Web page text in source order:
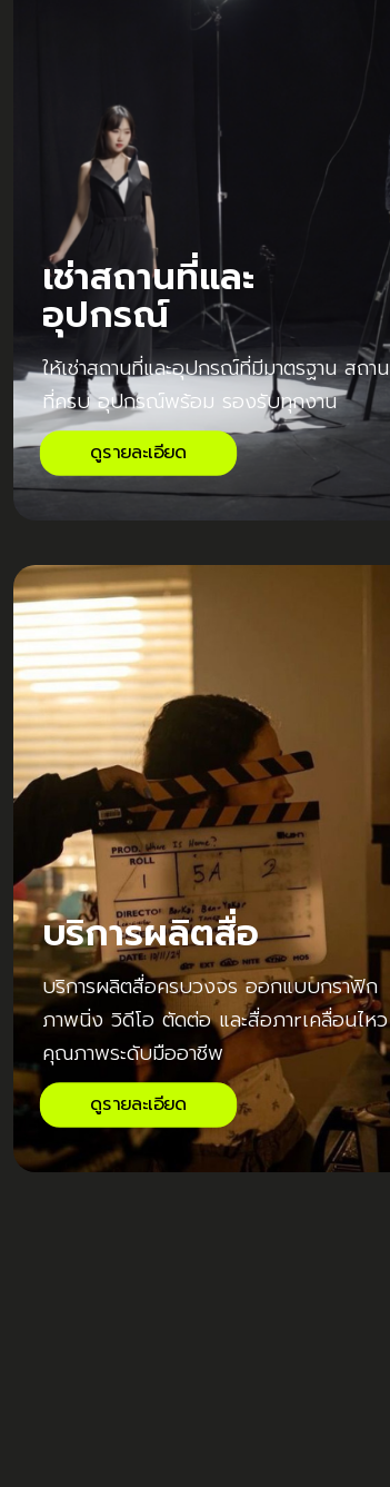
ดูรายละเอียด
เช่าสถานที่และ
อุปกรณ์
ให้เช่าสถานที่และอุปกรณ์ที่มีมาตรฐาน สถาน
ที่ครบ อุปกรณ์พร้อม รองรับทุกงาน
ดูรายละเอียด
บริการผลิตสื่อ
บริการผลิตสื่อครบวงจร ออกแบบกราฟิก
ภาพนิ่ง วิดีโอ ตัดต่อ และสื่อภาrเคลื่อนไหว
คุณภาพระดับมืออาชีพ